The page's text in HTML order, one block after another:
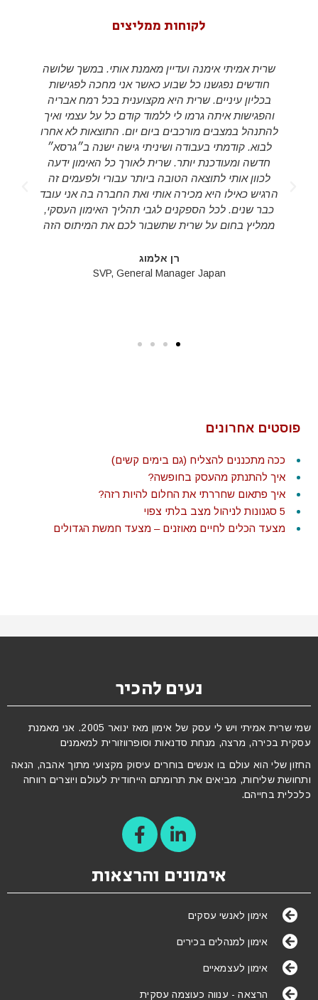
לקוחות ממליצים
שרית אמיתי אימנה ועדיין מאמנת אותי. במשך שלושה
חודשים נפגשנו כל שבוע כאשר אני מחכה לפגישות
בכליון עיניים. שרית היא מקצוענית בכל רמח אבריה
והפגישות איתה גרמו לי ללמוד קודם כל על עצמי ואיך
להתנהל במצבים מורכבים ביום יום. התוצאות לא אחרו
לבוא. קודמתי בעבודה ושיניתי גישה ישנה ב״גרסא״
חדשה ומעודכנת יותר. שרית לאורך כל האימון ידעה
לכוון אותי לתוצאה הטובה ביותר עבורי ולפעמים זה
הרגיש כאילו היא מכירה אותי ואת החברה בה אני עובד
כבר שנים. לכל הספקנים לגבי תהליך האימון העסקי,
ממליץ בחום על שרית שתשבור לכם את המיתוס הזה
רן אלמוג
SVP, General Manager Japan
פוסטים אחרונים
ככה מתכננים להצליח (גם בימים קשים)
איך להתנתק מהעסק בחופשה?
איך פתאום שחררתי את החלום להיות רזה?
5 סגנונות לניהול מצב בלתי צפוי
מצעד הכלים לחיים מאוזנים – מצעד חמשת הגדולים
נעים להכיר
שמי שרית אמיתי ויש לי עסק של אימון מאז ינואר 2005. אני מאמנת
עסקית בכירה, מרצה, מנחת סדנאות וסופרווזורית למאמנים
החזון שלי הוא עולם בו אנשים בוחרים עיסוק מקצועי מתוך אהבה, הנאה
ותחושת שליחות, מביאים את תרומתם הייחודית לעולם ויוצרים רווחה
כלכלית בחייהם.
אימונים והרצאות
אימון לאנשי עסקים
אימון למנהלים בכירים
אימון לעצמאיים
הרצאה - ענווה כעוצמה עסקית